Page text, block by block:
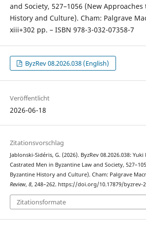
and Society, 527–1056 (New
History and Culture). Cham: Palgrave
xiii+302 pp. – ISBN 978-3-032-07358-7
ByzRev 08.2026.038 (English)
Veröffentlicht
2026-06-18
Zitationsvorschlag
Jablonski-Sidéris, G. (2026). ByzRev 08.2026.038:
Castrated Men in Byzantine Law and Society,
Byzantine History and Culture). Cham: Palgrave
Review, 8, 248–262. https://doi.org/10.17879/byzrev-
Zitationsformate